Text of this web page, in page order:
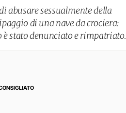
abusare sessualmente della
di una nave da crociera:
stato denunciato e rimpatriato.